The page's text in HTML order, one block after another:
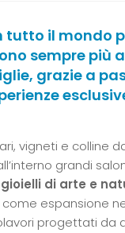
tutto il
sempre più
grazie a
vigneti e colline
grandi
gioielli di arte e
come espansione
progettati da